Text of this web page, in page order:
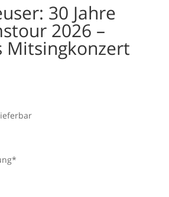
30 Jahre
2026 –
Mitsingkonzert